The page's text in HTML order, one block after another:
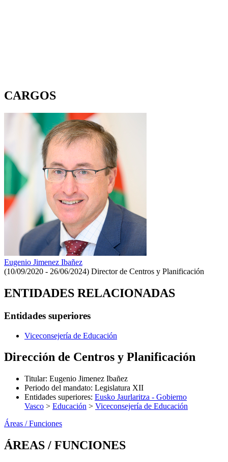
CARGOS
Eugenio Jimenez Ibañez
(10/09/2020 - 26/06/2024) Director de Centros y Planificación
ENTIDADES RELACIONADAS
Entidades superiores
Viceconsejería de Educación
Dirección de Centros y Planificación
Titular: Eugenio Jimenez Ibañez
Periodo del mandato: Legislatura XII
Entidades superiores: Eusko Jaurlaritza - Gobierno
Vasco > Educación > Viceconsejería de Educación
Áreas / Funciones
ÁREAS / FUNCIONES